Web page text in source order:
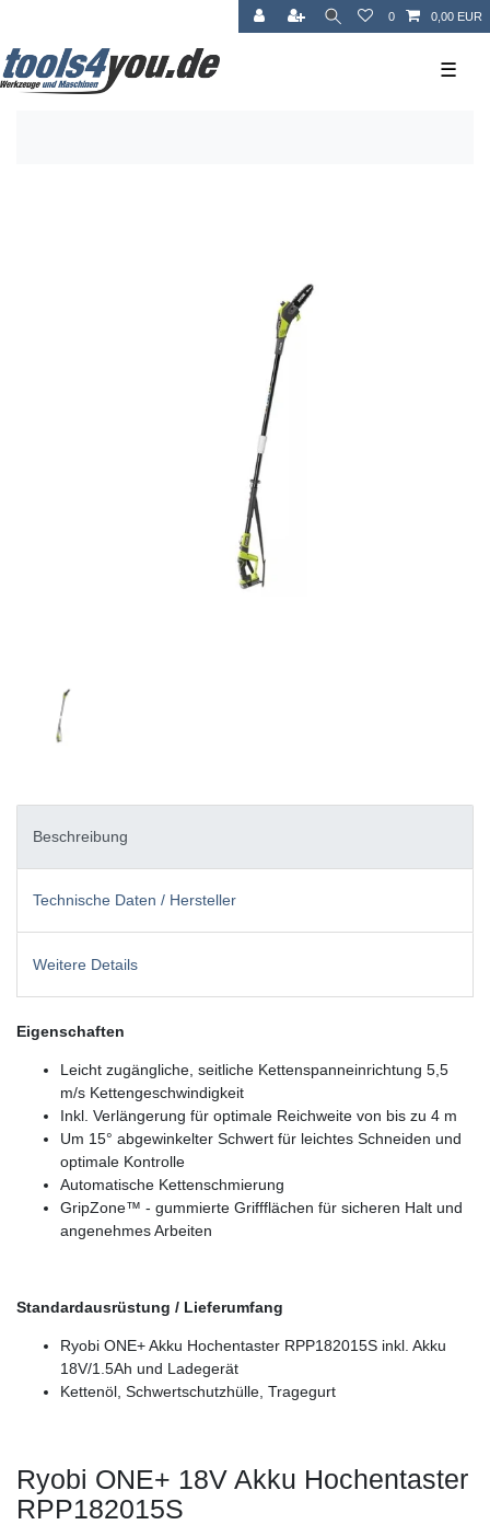
0 0,00 EUR
☰
Beschreibung
Technische Daten / Hersteller
Weitere Details
Eigenschaften
Leicht zugängliche, seitliche Kettenspanneinrichtung 5,5
m/s Kettengeschwindigkeit
Inkl. Verlängerung für optimale Reichweite von bis zu 4 m
Um 15° abgewinkelter Schwert für leichtes Schneiden und
optimale Kontrolle
Automatische Kettenschmierung
GripZone™ - gummierte Griffflächen für sicheren Halt und
angenehmes Arbeiten
Standardausrüstung / Lieferumfang
Ryobi ONE+ Akku Hochentaster RPP182015S inkl. Akku
18V/1.5Ah und Ladegerät
Kettenöl, Schwertschutzhülle, Tragegurt
Ryobi ONE+ 18V Akku Hochentaster
RPP182015S